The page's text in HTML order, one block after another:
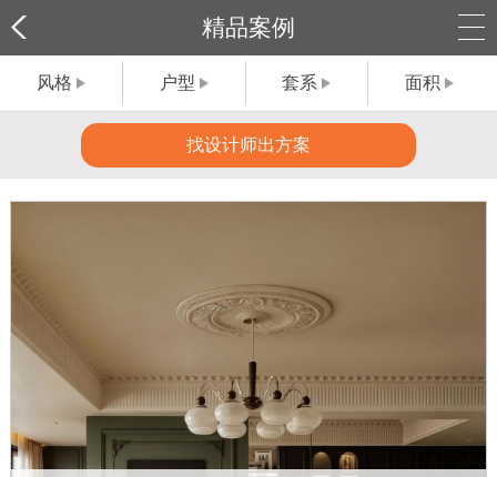
精品案例
风格 户型 套系 面积
找设计师出方案